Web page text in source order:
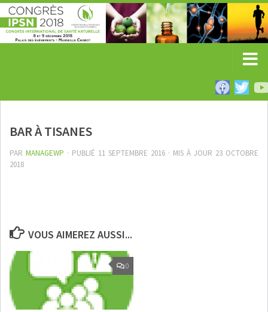
BAR À TISANES
PAR MANAGEWP · PUBLIÉ 11 SEPTEMBRE 2016 · MIS À JOUR 23 OCTOBRE
2018
VOUS AIMEREZ AUSSI...
0